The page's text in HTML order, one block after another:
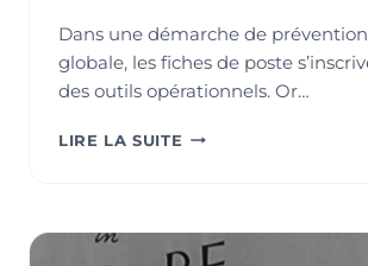
Dans une démarche de
globale, les fiches de poste
des outils opérationnels. Or…
LIRE LA SUITE COMMENT
FICHES
DE